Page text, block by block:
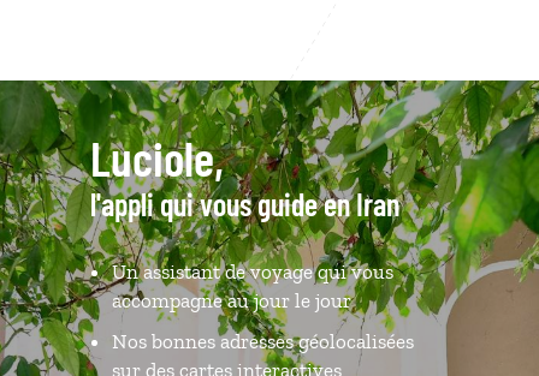
Luciole,
l'appli qui vous guide en Iran
Un assistant de voyage qui vous
accompagne au jour le jour
Nos bonnes adresses géolocalisées
sur des cartes interactives